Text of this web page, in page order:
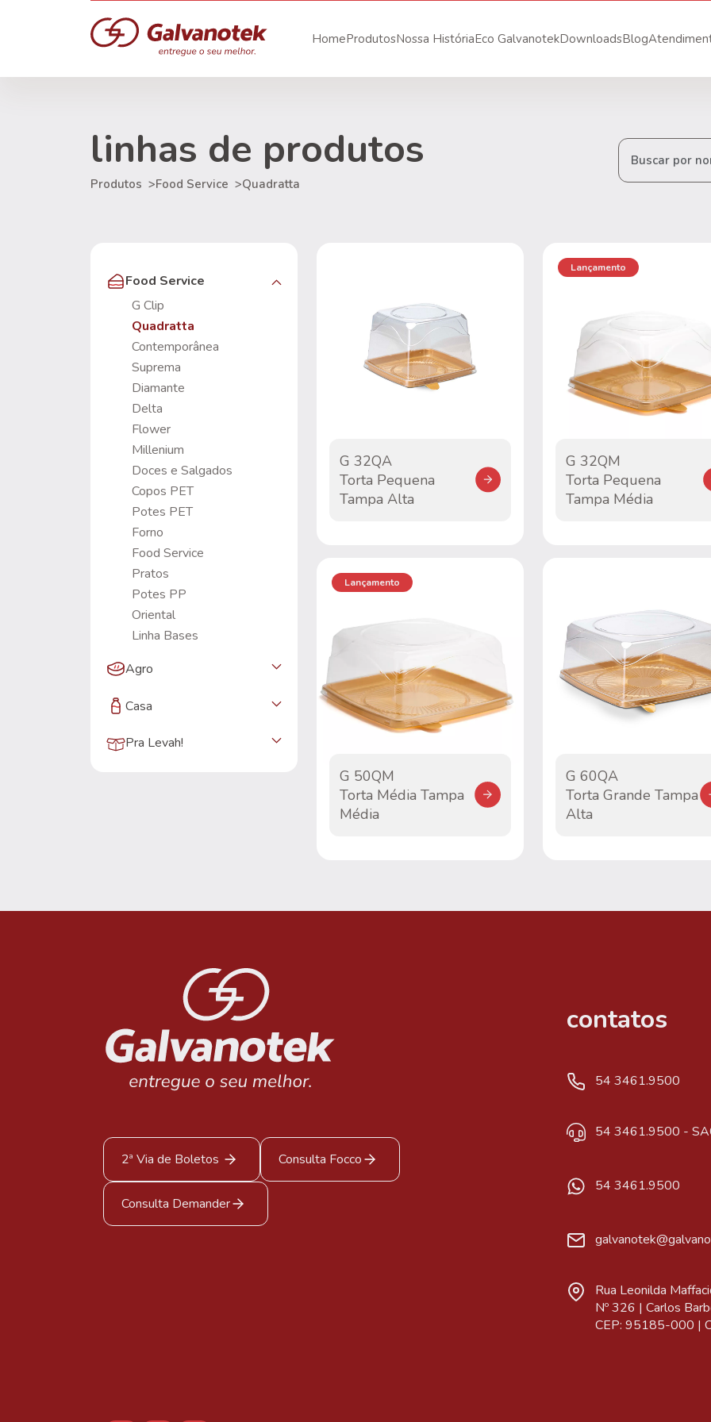
HomeProdutosNossa HistóriaEco GalvanotekDownloadsBlog
linhas de produtos
Produtos >Food Service >Quadratta
Food Service
G Clip
Quadratta
Contemporânea
Suprema
Diamante
Delta
Flower
Millenium
Doces e Salgados
Copos PET
Potes PET
Forno
Food Service
Pratos
Potes PP
Oriental
Linha Bases
Agro
Casa
Pra Levah!
G 32QA
Torta Pequena
Tampa Alta
Lançamento
G 32QM
Torta Pequena
Tampa Média
Lançamento
G 50QM
Torta Média Tampa
Média
G 60QA
Torta Grande Tampa
Alta
2ª Via de Boletos Consulta Focco
Consulta Demander
contatos
54 3461.9500
54 3461.9500 -
54 3461.9500
Rua Leonilda
Nº 326 | Carlos
CEP: 95185-000 |